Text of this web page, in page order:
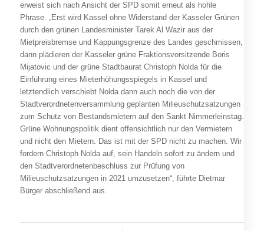
erweist sich nach Ansicht der SPD somit erneut als hohle
Phrase. „Erst wird Kassel ohne Widerstand der Kasseler Grünen
durch den grünen Landesminister Tarek Al Wazir aus der
Mietpreisbremse und Kappungsgrenze des Landes geschmissen,
dann plädieren der Kasseler grüne Fraktionsvorsitzende Boris
Mijatovic und der grüne Stadtbaurat Christoph Nolda für die
Einführung eines Mieterhöhungsspiegels in Kassel und
letztendlich verschiebt Nolda dann auch noch die von der
Stadtverordnetenversammlung geplanten Milieuschutzsatzungen
zum Schutz von Bestandsmietern auf den Sankt Nimmerleinstag.
Grüne Wohnungspolitik dient offensichtlich nur den Vermietern
und nicht den Mietern. Das ist mit der SPD nicht zu machen. Wir
fordern Christoph Nolda auf, sein Handeln sofort zu ändern und
den Stadtverordnetenbeschluss zur Prüfung von
Milieuschutzsatzungen in 2021 umzusetzen“, führte Dietmar
Bürger abschließend aus.